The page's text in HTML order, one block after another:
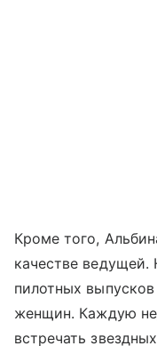
Кроме того,
качестве ведущей.
пилотных
женщин. Каждую
встречать